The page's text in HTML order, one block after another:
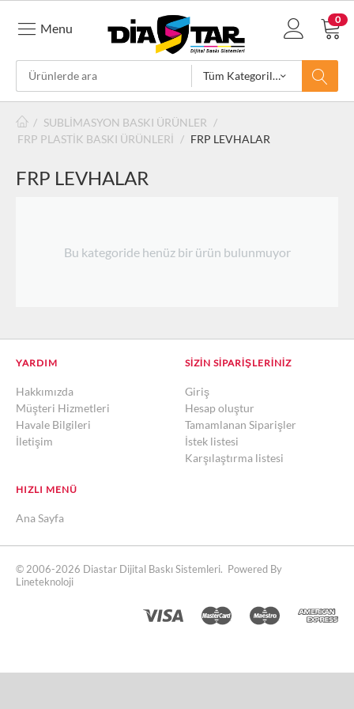
Tüm Kategoriler
0
Menu
/ SUBLİMASYON BASKI ÜRÜNLER /
FRP PLASTİK BASKI ÜRÜNLERİ / FRP LEVHALAR
FRP LEVHALAR
Bu kategoride henüz bir ürün bulunmuyor
YARDIM
Hakkımızda
Müşteri Hizmetleri
Havale Bilgileri
İletişim
SIZIN SIPARIŞLERINIZ
Giriş
Hesap oluştur
Tamamlanan Siparişler
İstek listesi
Karşılaştırma listesi
HIZLI MENÜ
Ana Sayfa
© 2006-2026 Diastar Dijital Baskı Sistemleri. Powered By
Lineteknoloji